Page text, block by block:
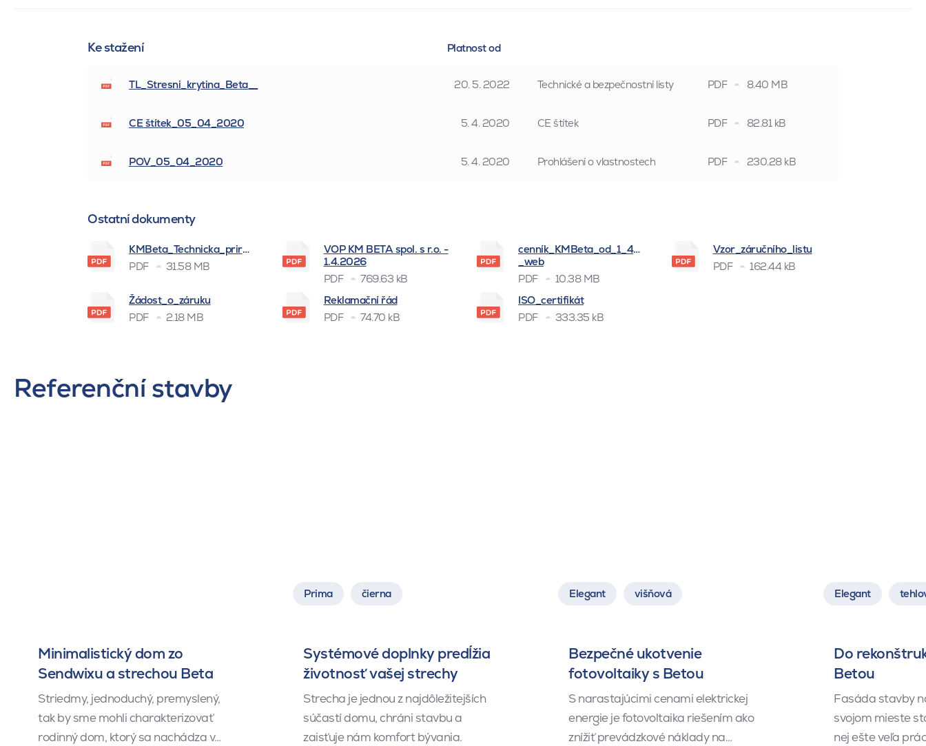
Ke stažení
TL_Stresni_krytina_Beta__
Platnost od
20. 5. 2022 Technické a bezpečnostní listy PDF 8.40 MB
CE štítek_05_04_2020 5. 4. 2020 CE štítek PDF 82.81 kB
POV_05_04_2020 5. 4. 2020 Prohlášení o vlastnostech PDF 230.28 kB
Ostatní dokumenty
KMBeta_Technicka_prirucka_BSK_
PDF
31.58 MB
VOP KM BETA spol. s r.o. -
1.4.2026
PDF
769.63 kB
cenník_KMBeta_od_1_4_2026
_web
PDF
10.38 MB
Vzor_záručního_listu
PDF
162.44 kB
Žádost_o_záruku
PDF
2.18 MB
Reklamační řád
PDF
74.70 kB
ISO_certifikát
PDF
333.35 kB
Referenční stavby
Minimalistický dom zo
Sendwixu a strechou Beta
Striedmy, jednoduchý, premyslený,
tak by sme mohli charakterizovať
rodinný dom, ktorý sa nachádza v…
Prima čierna
Systémové doplnky predĺžia
životnosť vašej strechy
Strecha je jednou z najdôležitejších
súčastí domu, chráni stavbu a
zaisťuje nám komfort bývania.
Elegant višňová
Bezpečné ukotvenie
fotovoltaiky s Betou
S narastajúcimi cenami elektrickej
energie je fotovoltaika riešením ako
znížiť prevádzkové náklady na…
Elegant
Do
Betou
Fasáda stavby
svojom mieste
nej ešte veľa